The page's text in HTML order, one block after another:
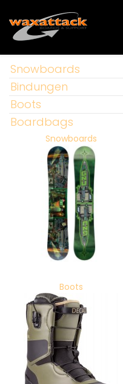
Snowboards
Bindungen
Boots
Boardbags
Snowboards
Boots